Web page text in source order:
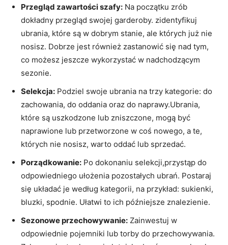
Przegląd zawartości szafy: Na początku zrób
dokładny przegląd swojej garderoby. zidentyfikuj
ubrania, ⁢które są w dobrym ⁢stanie, ale ⁤których już​ nie
nosisz. Dobrze jest również zastanowić się nad tym,
co możesz jeszcze wykorzystać w nadchodzącym
⁤sezonie.
Selekcja: Podziel ⁣swoje ubrania na‍ trzy kategorie: do
zachowania,‍ do oddania oraz do ⁣naprawy.Ubrania,
⁣które⁤ są uszkodzone​ lub zniszczone, mogą ⁢być⁤
naprawione‍ lub przetworzone ⁣w coś nowego, a te,
których nie ‌nosisz,‍ warto oddać lub sprzedać.
Porządkowanie: Po ⁤dokonaniu selekcji,przystąp do
odpowiedniego ułożenia pozostałych ubrań. Postaraj
⁤się układać‍ je​ według kategorii, na przykład: ⁤sukienki,
⁢bluzki, spodnie. Ułatwi to ich późniejsze znalezienie.
Sezonowe przechowywanie: Zainwestuj‌ w
odpowiednie pojemniki lub torby do przechowywania.